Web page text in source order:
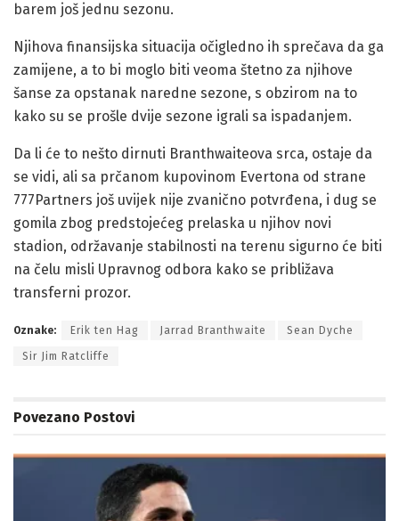
barem još jednu sezonu.
Njihova finansijska situacija očigledno ih sprečava da ga
zamijene, a to bi moglo biti veoma štetno za njihove
šanse za opstanak naredne sezone, s obzirom na to
kako su se prošle dvije sezone igrali sa ispadanjem.
Da li će to nešto dirnuti Branthwaiteova srca, ostaje da
se vidi, ali sa prčanom kupovinom Evertona od strane
777Partners još uvijek nije zvanično potvrđena, i dug se
gomila zbog predstojećeg prelaska u njihov novi
stadion, održavanje stabilnosti na terenu sigurno će biti
na čelu misli Upravnog odbora kako se približava
transferni prozor.
Oznake: Erik ten Hag Jarrad Branthwaite Sean Dyche
Sir Jim Ratcliffe
Povezano Postovi